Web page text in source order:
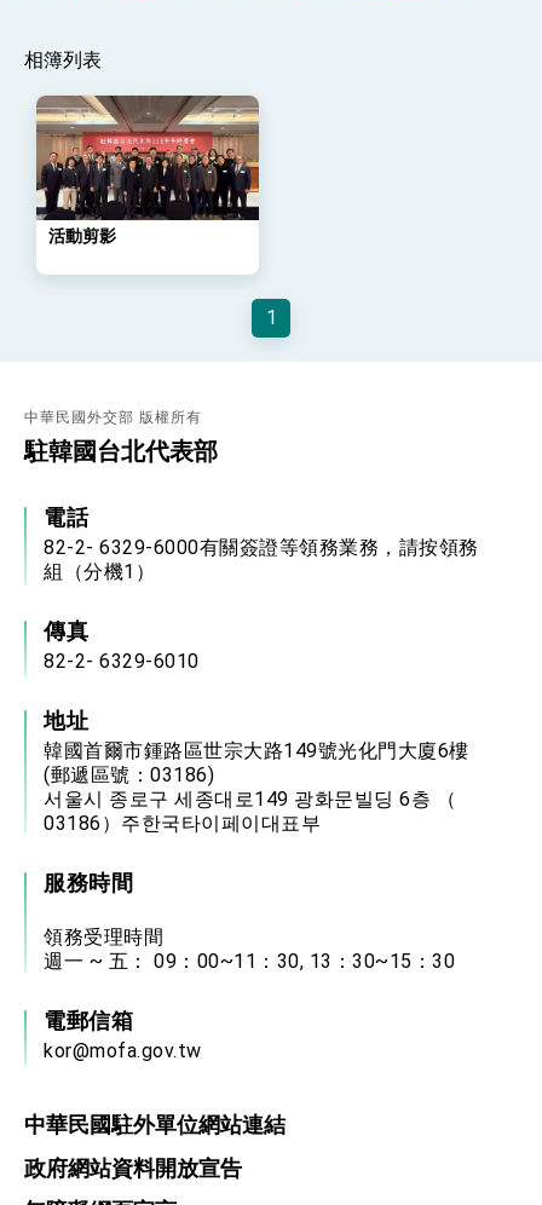
外交部長林佳龍主持第35次「參與亞太經濟合作
策略小組」跨部會會議
民調顯示多數國人滿意政府外交表現，高度支持
「總合外交」與台歐美日關係深化
總統以「韌性之島，希望之光」為題發表2026新
年談話
會 強調以實力守護台海和平 以決心掌握國家
變局中 奮起的新臺灣 總統發表國慶演說
賴總統就職演說影片
總統重要談話
我國政府將在美國亞利桑納州設立「駐鳳凰城辦
事處」，進一步深化台美交流合作
相簿列表
活動剪影
1
中華民國外交部 版權所有
駐韓國台北代表部
電話
82-2- 6329-6000有關簽證等領務業務，請按領務
組（分機1）
傳真
82-2- 6329-6010
地址
韓國首爾市鍾路區世宗大路149號光化門大廈6樓
(郵遞區號：03186)
서울시 종로구 세종대로149 광화문빌딩 6층 （
03186）주한국타이페이대표부
服務時間
領務受理時間
週一 ~ 五： 09：00~11：30, 13：30~15：30
電郵信箱
kor@mofa.gov.tw
中華民國駐外單位網站連結
政府網站資料開放宣告